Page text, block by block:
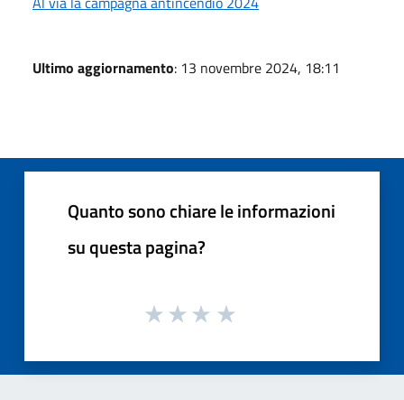
Ultimo aggiornamento: 13 novembre 2024, 18:11
Quanto sono chiare le informazioni
su questa pagina?